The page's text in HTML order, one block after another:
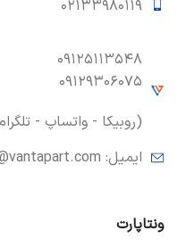
۰۲۱۳۳۹۸۰۱۱۹
۰۹۱۲۵۱۱۳۵۴۸
۰۹۱۲۹۳۰۶۰۷۵
(روبیکا - واتساپ -
ایمیل:
ونتاپارت